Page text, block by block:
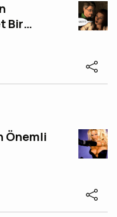
Bir
Önemli